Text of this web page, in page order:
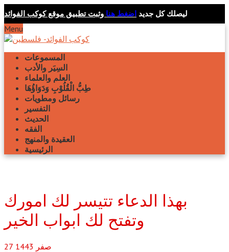
ليصلك كل جديد اضغط هنا وثبت تطبيق موقع كوكب الفوائد
Menu
المسموعات
السِيَر والأدب
العلم والعلماء
طِبُّ الْقُلُوْبِ وَدَوَاؤُهَا
رسائل ومطويات
التفسير
الحديث
الفقه
العقيدة والمنهج
الرئيسية
بهذا الدعاء تتيسر لك امورك
27 صفر 1443